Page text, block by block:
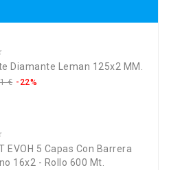
Diamante Leman 125x2 MM.
€ -22%
EVOH 5 Capas Con Barrera
16x2 - Rollo 600 Mt.